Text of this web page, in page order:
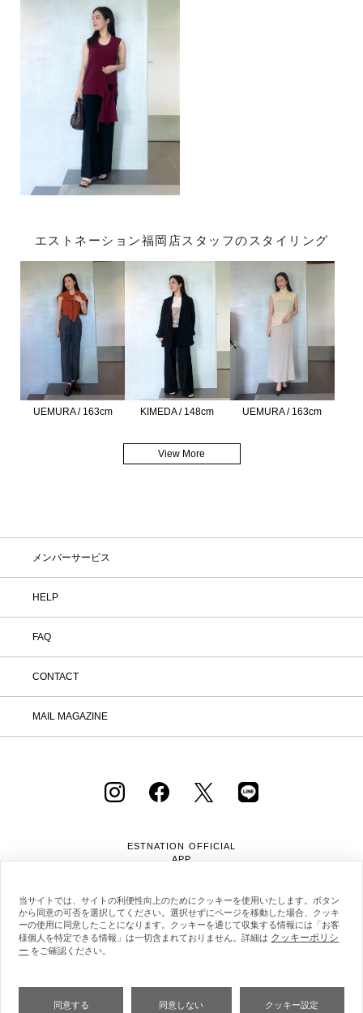
エストネーション福岡店スタッフのスタイリング
UEMURA / 163cm KIMEDA / 148cm UEMURA / 163cm
View More
メンバーサービス
HELP
FAQ
CONTACT
MAIL MAGAZINE
ESTNATION OFFICIAL
APP
会社概要
当サイトでは、サイトの利便性向上のためにクッキーを使用いたします。ボタン
から同意の可否を選択してください。選択せずにページを移動した場合、クッキ
ーの使用に同意したことになります。クッキーを通じて収集する情報には「お客
様個人を特定できる情報」は一切含まれておりません。詳細は クッキーポリシ
ー をご確認ください。
同意する 同意しない クッキー設定